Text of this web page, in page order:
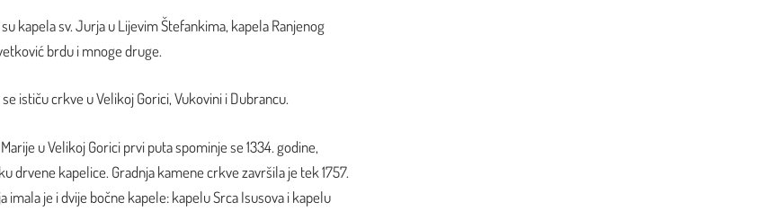
kapela sv. Jurja u Lijevim Štefankima, kapela Ranjenog
brdu i mnoge druge.
ističu crkve u Velikoj Gorici, Vukovini i Dubrancu.
u Velikoj Gorici prvi puta spominje se 1334. godine,
drvene kapelice. Gradnja kamene crkve završila je tek 1757.
imala je i dvije bočne kapele: kapelu Srca Isusova i kapelu